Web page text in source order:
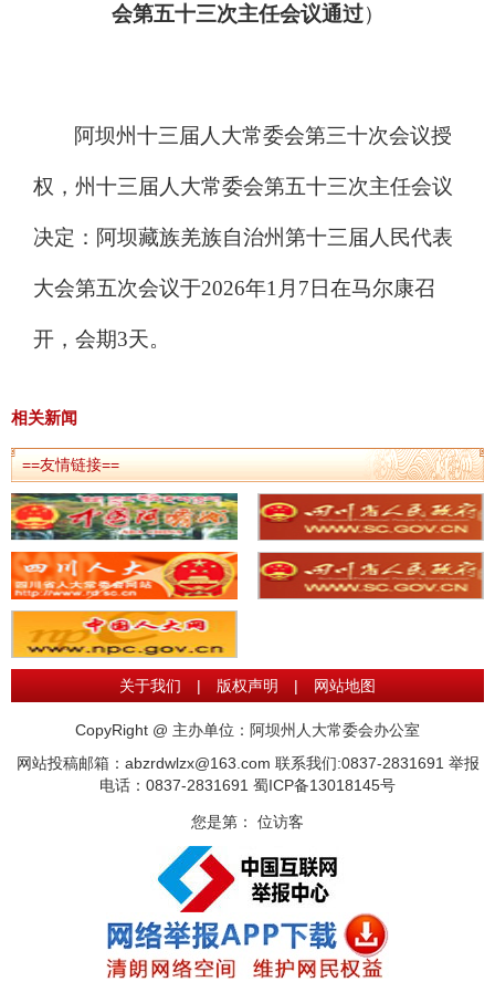
会第五十三次主任会议通过）
阿坝州十三届人大常委会第三十次会议授
权 ，州十三届人大常委会第五十三次主任会议
决定： 阿坝藏族羌族自治州第十三届人民代表
大会第五次会议于2026年1月 7 日在马尔康召
开，会期3天。
相关新闻
==友情链接==
关于我们 | 版权声明 | 网站地图
CopyRight @ 主办单位：阿坝州人大常委会办公室
网站投稿邮箱：abzrdwlzx@163.com 联系我们:0837-2831691 举报
电话：0837-2831691 蜀ICP备13018145号
您是第： 位访客